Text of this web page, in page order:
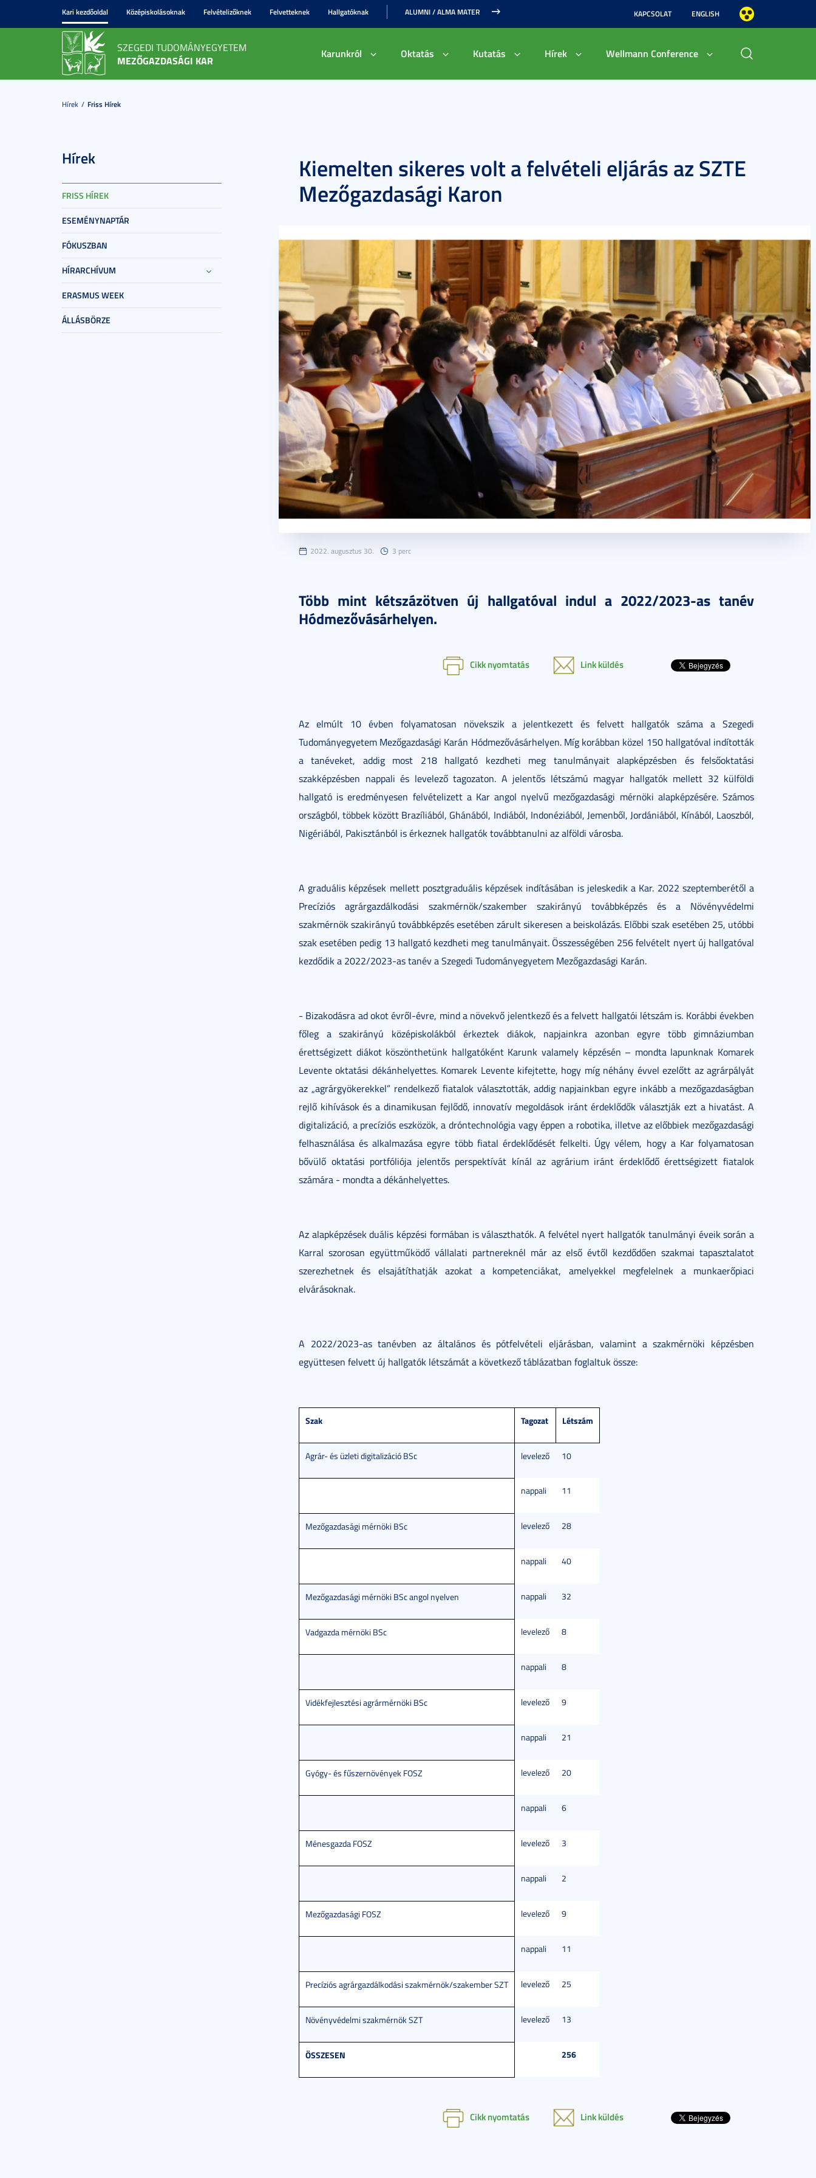
Kari kezdőoldal Középiskolásoknak Felvételizőknek Felvetteknek Hallgatóknak ALUMNI / ALMA MATER KAPCSOLAT ENGLISH
SZEGEDI TUDOMÁNYEGYETEM
MEZŐGAZDASÁGI KAR Karunkról Oktatás Kutatás Hírek Wellmann Conference
Hírek Friss Hírek
Hírek
FRISS HÍREK
ESEMÉNYNAPTÁR
FÓKUSZBAN
HÍRARCHÍVUM
ERASMUS WEEK
ÁLLÁSBÖRZE
Kiemelten sikeres volt a felvételi eljárás az SZTE
Mezőgazdasági Karon
2022. augusztus 30. 3 perc
Több mint kétszázötven új hallgatóval indul a 2022/2023-as tanév
Hódmezővásárhelyen.
Cikk nyomtatás Link küldés
Az elmúlt 10 évben folyamatosan növekszik a jelentkezett és felvett hallgatók száma a Szegedi
Tudományegyetem Mezőgazdasági Karán Hódmezővásárhelyen. Míg korábban közel 150 hallgatóval indították
a tanéveket, addig most 218 hallgató kezdheti meg tanulmányait alapképzésben és felsőoktatási
szakképzésben nappali és levelező tagozaton. A jelentős létszámú magyar hallgatók mellett 32 külföldi
hallgató is eredményesen felvételizett a Kar angol nyelvű mezőgazdasági mérnöki alapképzésére. Számos
országból, többek között Brazíliából, Ghánából, Indiából, Indonéziából, Jemenből, Jordániából, Kínából, Laoszból,
Nigériából, Pakisztánból is érkeznek hallgatók továbbtanulni az alföldi városba.
A graduális képzések mellett posztgraduális képzések indításában is jeleskedik a Kar. 2022 szeptemberétől a
Precíziós agrárgazdálkodási szakmérnök/szakember szakirányú továbbképzés és a Növényvédelmi
szakmérnök szakirányú továbbképzés esetében zárult sikeresen a beiskolázás. Előbbi szak esetében 25, utóbbi
szak esetében pedig 13 hallgató kezdheti meg tanulmányait. Összességében 256 felvételt nyert új hallgatóval
kezdődik a 2022/2023-as tanév a Szegedi Tudományegyetem Mezőgazdasági Karán.
- Bizakodásra ad okot évről-évre, mind a növekvő jelentkező és a felvett hallgatói létszám is. Korábbi években
főleg a szakirányú középiskolákból érkeztek diákok, napjainkra azonban egyre több gimnáziumban
érettségizett diákot köszönthetünk hallgatóként Karunk valamely képzésén – mondta lapunknak Komarek
Levente oktatási dékánhelyettes. Komarek Levente kifejtette, hogy míg néhány évvel ezelőtt az agrárpályát
az „agrárgyökerekkel” rendelkező fiatalok választották, addig napjainkban egyre inkább a mezőgazdaságban
rejlő kihívások és a dinamikusan fejlődő, innovatív megoldások iránt érdeklődők választják ezt a hivatást. A
digitalizáció, a precíziós eszközök, a dróntechnológia vagy éppen a robotika, illetve az előbbiek mezőgazdasági
felhasználása és alkalmazása egyre több fiatal érdeklődését felkelti. Úgy vélem, hogy a Kar folyamatosan
bővülő oktatási portfóliója jelentős perspektívát kínál az agrárium iránt érdeklődő érettségizett fiatalok
számára - mondta a dékánhelyettes.
Az alapképzések duális képzési formában is választhatók. A felvétel nyert hallgatók tanulmányi éveik során a
Karral szorosan együttműködő vállalati partnereknél már az első évtől kezdődően szakmai tapasztalatot
szerezhetnek és elsajátíthatják azokat a kompetenciákat, amelyekkel megfelelnek a munkaerőpiaci
elvárásoknak.
A 2022/2023-as tanévben az általános és pótfelvételi eljárásban, valamint a szakmérnöki képzésben
együttesen felvett új hallgatók létszámát a következő táblázatban foglaltuk össze:
Szak Tagozat Létszám
Agrár- és üzleti digitalizáció BSc levelező 10
nappali 11
Mezőgazdasági mérnöki BSc levelező 28
nappali 40
Mezőgazdasági mérnöki BSc angol nyelven nappali 32
Vadgazda mérnöki BSc levelező 8
nappali 8
Vidékfejlesztési agrármérnöki BSc levelező 9
nappali 21
Gyógy- és fűszernövények FOSZ levelező 20
nappali 6
Ménesgazda FOSZ levelező 3
nappali 2
Mezőgazdasági FOSZ levelező 9
nappali 11
Precíziós agrárgazdálkodási szakmérnök/szakember SZT levelező 25
Növényvédelmi szakmérnök SZT levelező 13
ÖSSZESEN 256
Cikk nyomtatás Link küldés